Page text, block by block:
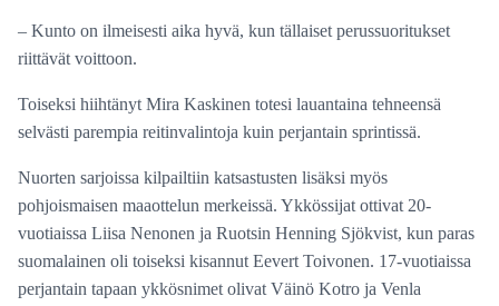
– Kunto on ilmeisesti aika hyvä, kun tällaiset perussuoritukset
riittävät voittoon.
Toiseksi hiihtänyt Mira Kaskinen totesi lauantaina tehneensä
selvästi parempia reitinvalintoja kuin perjantain sprintissä.
Nuorten sarjoissa kilpailtiin katsastusten lisäksi myös
pohjoismaisen maaottelun merkeissä. Ykkössijat ottivat 20-
vuotiaissa Liisa Nenonen ja Ruotsin Henning Sjökvist, kun paras
suomalainen oli toiseksi kisannut Eevert Toivonen. 17-vuotiaissa
perjantain tapaan ykkösnimet olivat Väinö Kotro ja Venla